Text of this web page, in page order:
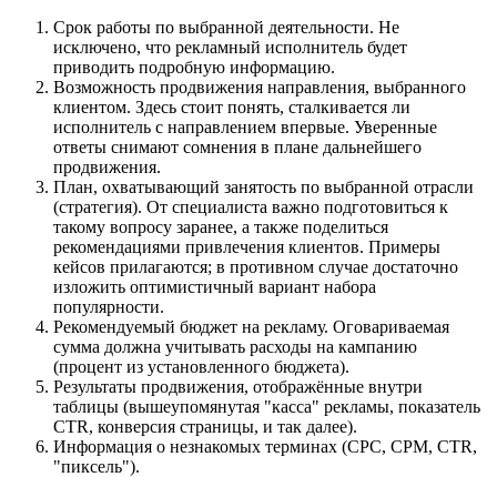
Срок работы по выбранной деятельности. Не
исключено, что рекламный исполнитель будет
приводить подробную информацию.
Возможность продвижения направления, выбранного
клиентом. Здесь стоит понять, сталкивается ли
исполнитель с направлением впервые. Уверенные
ответы снимают сомнения в плане дальнейшего
продвижения.
План, охватывающий занятость по выбранной отрасли
(стратегия). От специалиста важно подготовиться к
такому вопросу заранее, а также поделиться
рекомендациями привлечения клиентов. Примеры
кейсов прилагаются; в противном случае достаточно
изложить оптимистичный вариант набора
популярности.
Рекомендуемый бюджет на рекламу. Оговариваемая
сумма должна учитывать расходы на кампанию
(процент из установленного бюджета).
Результаты продвижения, отображённые внутри
таблицы (вышеупомянутая "касса" рекламы, показатель
CTR, конверсия страницы, и так далее).
Информация о незнакомых терминах (CPC, CPM, CTR,
"пиксель").